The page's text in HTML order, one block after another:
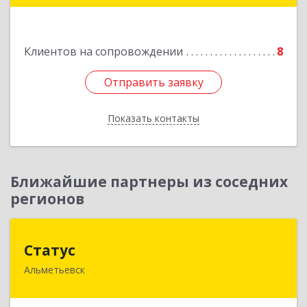
Клиентов на сопровождении 8
Отправить заявку
Показать контакты
Отправить заявку
Назад
Ближайшие партнеры из соседних
регионов
Статус
Альметьевск
423450, Татарстан Респ, Альметьевск г, Мира